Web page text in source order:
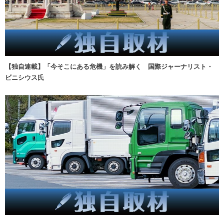
【独自連載】「今そこにある危機」を読み解く 国際ジャーナリスト・
ビニシウス氏